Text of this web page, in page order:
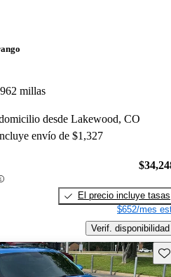
millas
desde Lakewood, CO
envío de $1,327
El precio incluye tasas
$652/mes
Verif. disponibilidad